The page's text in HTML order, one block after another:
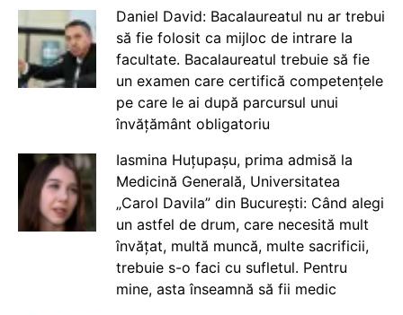
Daniel David: Bacalaureatul nu ar trebui
să fie folosit ca mijloc de intrare la
facultate. Bacalaureatul trebuie să fie
un examen care certifică competențele
pe care le ai după parcursul unui
învățământ obligatoriu
Iasmina Huțupașu, prima admisă la
Medicină Generală, Universitatea
„Carol Davila” din București: Când alegi
un astfel de drum, care necesită mult
învățat, multă muncă, multe sacrificii,
trebuie s-o faci cu sufletul. Pentru
mine, asta înseamnă să fii medic